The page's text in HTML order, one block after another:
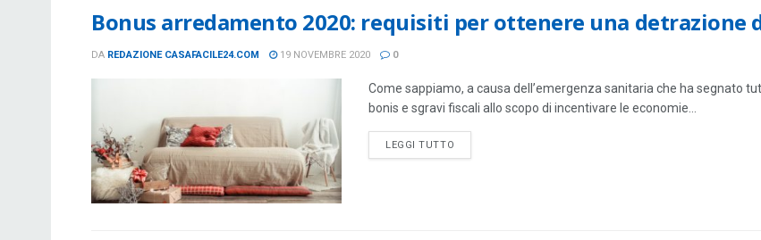
Bonus arredamento 2020: requisiti per ottenere una detrazione
DA REDAZIONE CASAFACILE24.COM 19 NOVEMBRE 2020 0
Come sappiamo, a causa dell’emergenza sanitaria che ha segnato
bonis e sgravi fiscali allo scopo di incentivare le economie...
LEGGI TUTTO